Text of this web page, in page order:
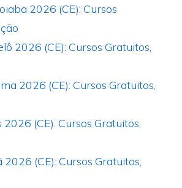
2026 (CE): Cursos
2026 (CE): Cursos Gratuitos,
2026 (CE): Cursos Gratuitos,
2026 (CE): Cursos Gratuitos,
(CE): Cursos Gratuitos,